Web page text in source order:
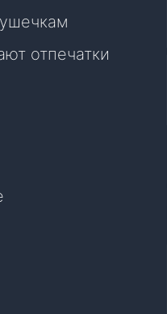
отпечатки